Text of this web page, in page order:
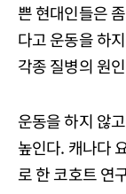
쁜 현대인들은
다고 운동을 하
각종 질병의 원
운동을 하지 않
높인다. 캐나다
로 한 코호트 연